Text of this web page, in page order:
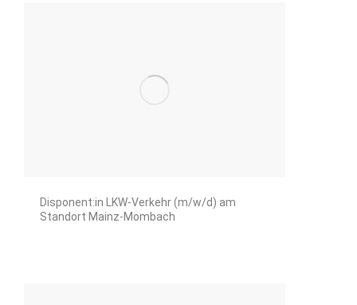
Disponent:in LKW-Verkehr (m/w/d) am
Standort Mainz-Mombach